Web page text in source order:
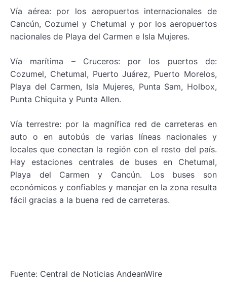
Vía aérea: por los aeropuertos internacionales de
Cancún, Cozumel y Chetumal y por los aeropuertos
nacionales de Playa del Carmen e Isla Mujeres.
Vía marítima – Cruceros: por los puertos de:
Cozumel, Chetumal, Puerto Juárez, Puerto Morelos,
Playa del Carmen, Isla Mujeres, Punta Sam, Holbox,
Punta Chiquita y Punta Allen.
Vía terrestre: por la magnífica red de carreteras en
auto o en autobús de varias líneas nacionales y
locales que conectan la región con el resto del país.
Hay estaciones centrales de buses en Chetumal,
Playa del Carmen y Cancún. Los buses son
económicos y confiables y manejar en la zona resulta
fácil gracias a la buena red de carreteras.
Fuente: Central de Noticias AndeanWire